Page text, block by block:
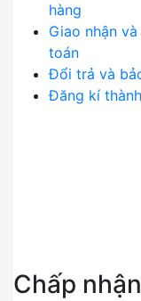
hàng
Giao nhận
toán
Đổi trả và
Đăng kí
Chấp